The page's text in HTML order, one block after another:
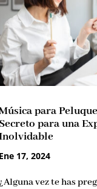
para
Secreto para una
Ene 17, 2024
vez te has